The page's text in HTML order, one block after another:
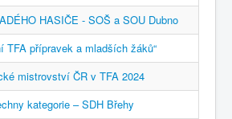
HASIČE - SOŠ a SOU Dubno
TFA přípravek a mladších žáků“
mistrovství ČR v TFA 2024
kategorie – SDH Břehy